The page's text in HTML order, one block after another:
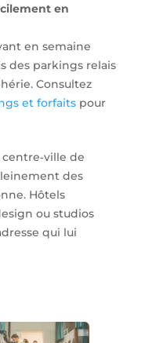
en
en semaine
des parkings relais
Consultez
et forfaitspour
de
des
Hôtels
ou studios
qui lui